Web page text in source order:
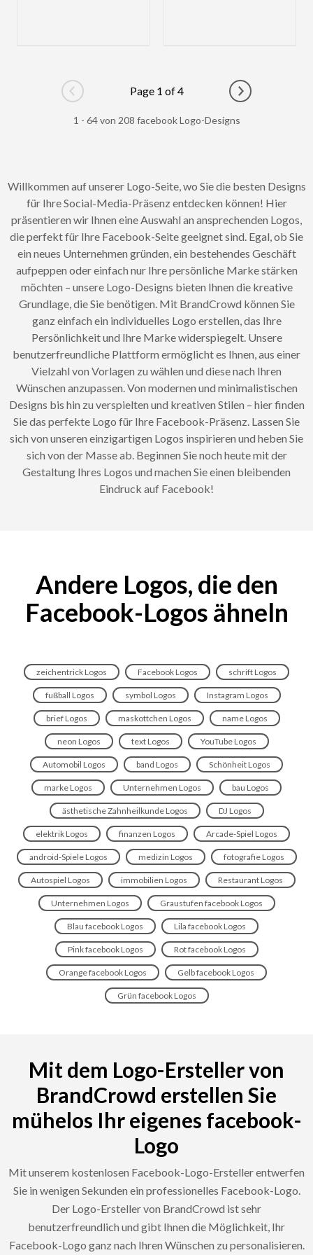
Go to previous page
Page 1 of 4
Go to next
1 - 64 von 208 facebook Logo-Designs
Willkommen auf unserer Logo-Seite, wo Sie die besten Designs
für Ihre Social-Media-Präsenz entdecken können! Hier
präsentieren wir Ihnen eine Auswahl an ansprechenden Logos,
die perfekt für Ihre Facebook-Seite geeignet sind. Egal, ob Sie
ein neues Unternehmen gründen, ein bestehendes Geschäft
aufpeppen oder einfach nur Ihre persönliche Marke stärken
möchten – unsere Logo-Designs bieten Ihnen die kreative
Grundlage, die Sie benötigen. Mit BrandCrowd können Sie
ganz einfach ein individuelles Logo erstellen, das Ihre
Persönlichkeit und Ihre Marke widerspiegelt. Unsere
benutzerfreundliche Plattform ermöglicht es Ihnen, aus einer
Vielzahl von Vorlagen zu wählen und diese nach Ihren
Wünschen anzupassen. Von modernen und minimalistischen
Designs bis hin zu verspielten und kreativen Stilen – hier finden
Sie das perfekte Logo für Ihre Facebook-Präsenz. Lassen Sie
sich von unseren einzigartigen Logos inspirieren und heben Sie
sich von der Masse ab. Beginnen Sie noch heute mit der
Gestaltung Ihres Logos und machen Sie einen bleibenden
Eindruck auf Facebook!
Andere Logos, die den
Facebook-Logos ähneln
zeichentrick Logos Facebook Logos schrift Logos
fußball Logos symbol Logos Instagram Logos
brief Logos maskottchen Logos name Logos
neon Logos text Logos YouTube Logos
Automobil Logos band Logos Schönheit Logos
marke Logos Unternehmen Logos bau Logos
ästhetische Zahnheilkunde Logos DJ Logos
elektrik Logos finanzen Logos Arcade-Spiel Logos
android-Spiele Logos medizin Logos fotografie Logos
Autospiel Logos immobilien Logos Restaurant Logos
Unternehmen Logos Graustufen facebook Logos
Blau facebook Logos Lila facebook Logos
Pink facebook Logos Rot facebook Logos
Orange facebook Logos Gelb facebook Logos
Grün facebook Logos
Mit dem Logo-Ersteller von
BrandCrowd erstellen Sie
mühelos Ihr eigenes facebook-
Logo
Mit unserem kostenlosen Facebook-Logo-Ersteller entwerfen
Sie in wenigen Sekunden ein professionelles Facebook-Logo.
Der Logo-Ersteller von BrandCrowd ist sehr
benutzerfreundlich und gibt Ihnen die Möglichkeit, Ihr
Facebook-Logo ganz nach Ihren Wünschen zu personalisieren.